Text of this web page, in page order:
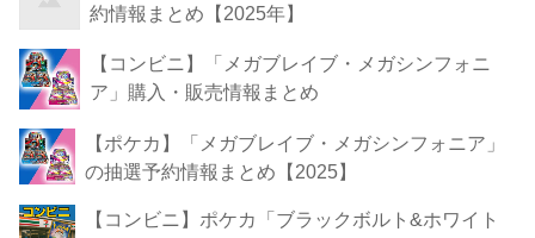
約情報まとめ【2025年】
【コンビニ】「メガブレイブ・メガシンフォニ
ア」購入・販売情報まとめ
【ポケカ】「メガブレイブ・メガシンフォニア」
の抽選予約情報まとめ【2025】
【コンビニ】ポケカ「ブラックボルト&ホワイト